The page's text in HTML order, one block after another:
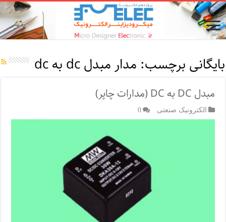
بایگانی برچسب: مدار مبدل dc به dc
مبدل DC به DC (مدارات چاپر)
الکترونیک صنعتی 0